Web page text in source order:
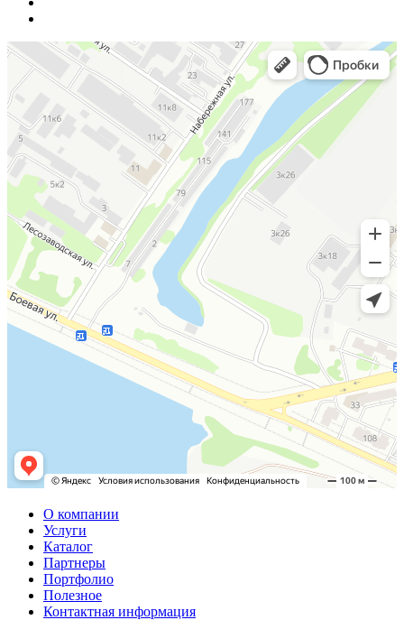
О компании
Услуги
Каталог
Партнеры
Портфолио
Полезное
Контактная информация